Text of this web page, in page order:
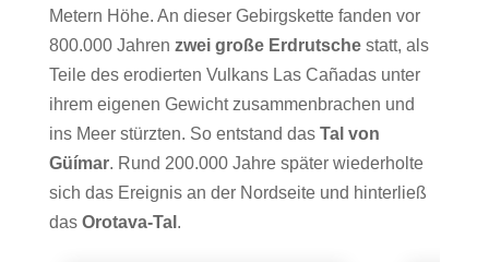
Metern Höhe. An dieser Gebirgskette fanden vor
800.000 Jahren zwei große Erdrutsche statt, als
Teile des erodierten Vulkans Las Cañadas unter
ihrem eigenen Gewicht zusammenbrachen und
ins Meer stürzten. So entstand das Tal von
Güímar. Rund 200.000 Jahre später wiederholte
sich das Ereignis an der Nordseite und hinterließ
das Orotava-Tal .